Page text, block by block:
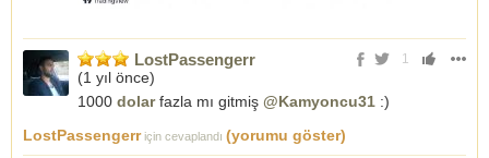
1
LostPassengerr
(1 yıl önce)
1000 dolarfazla mı gitmiş @Kamyoncu31 :)
LostPassengerriçin cevaplandı (yorumu göster)